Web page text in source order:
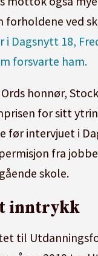
forholdene ved
i Dagsnytt 18,
forsvarte ham.
honnør,
for sitt
før intervjuet i
fra
skole.
inntrykk
til